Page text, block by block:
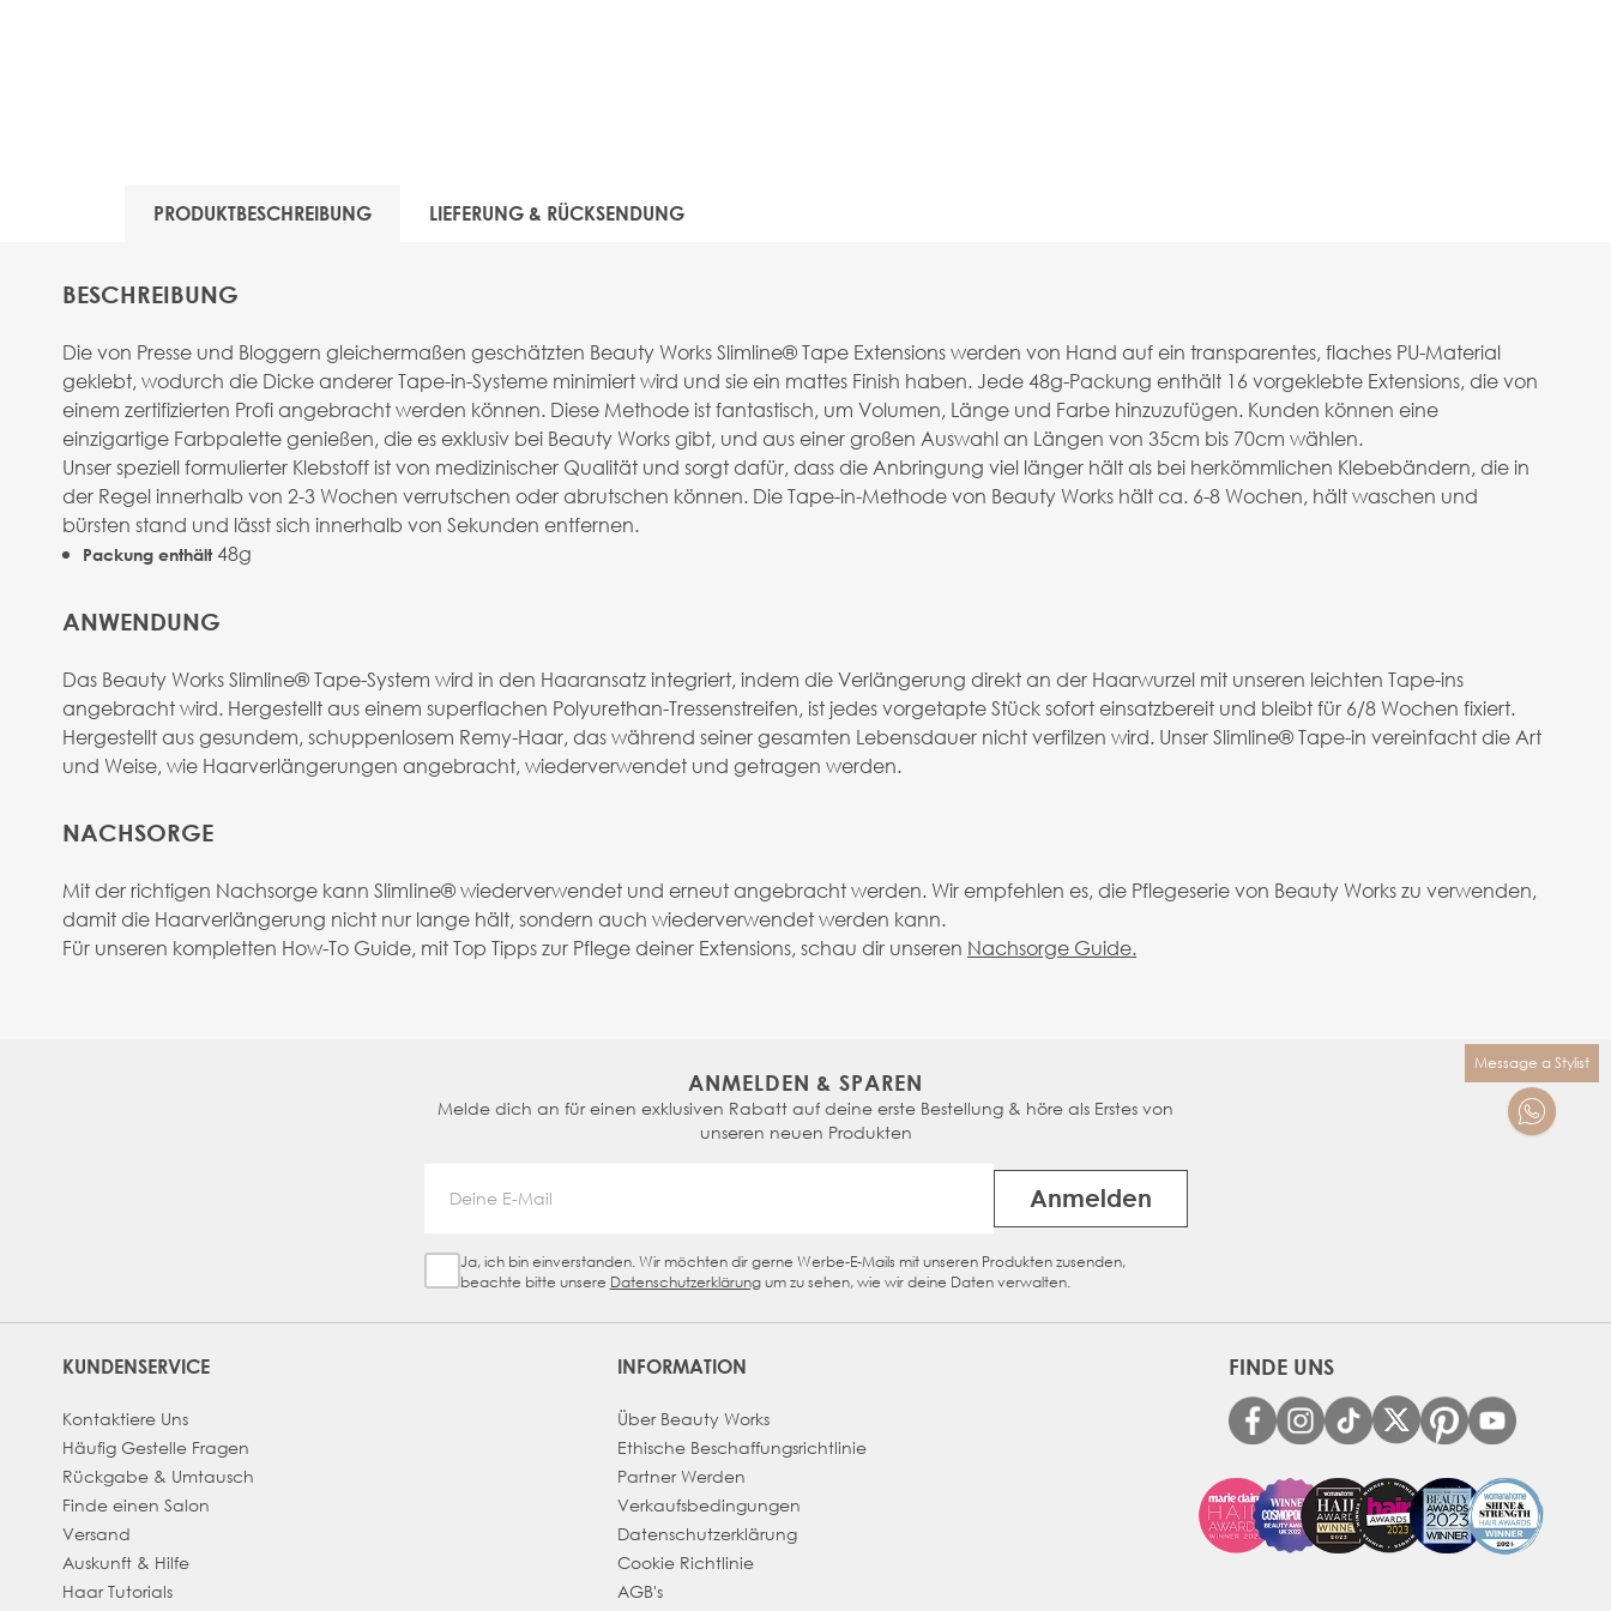
PRODUKTBESCHREIBUNG LIEFERUNG & RÜCKSENDUNG
BESCHREIBUNG
Die von Presse und Bloggern gleichermaßen geschätzten Beauty Works Slimline® Tape Extensions werden von Hand auf ein transparentes, flaches PU-Material
geklebt, wodurch die Dicke anderer Tape-in-Systeme minimiert wird und sie ein mattes Finish haben. Jede 48g-Packung enthält 16 vorgeklebte Extensions, die von
einem zertifizierten Profi angebracht werden können. Diese Methode ist fantastisch, um Volumen, Länge und Farbe hinzuzufügen. Kunden können eine
einzigartige Farbpalette genießen, die es exklusiv bei Beauty Works gibt, und aus einer großen Auswahl an Längen von 35cm bis 70cm wählen.
Unser speziell formulierter Klebstoff ist von medizinischer Qualität und sorgt dafür, dass die Anbringung viel länger hält als bei herkömmlichen Klebebändern, die in
der Regel innerhalb von 2-3 Wochen verrutschen oder abrutschen können. Die Tape-in-Methode von Beauty Works hält ca. 6-8 Wochen, hält waschen und
bürsten stand und lässt sich innerhalb von Sekunden entfernen.
Packung enthält48g
ANWENDUNG
Das Beauty Works Slimline® Tape-System wird in den Haaransatz integriert, indem die Verlängerung direkt an der Haarwurzel mit unseren leichten Tape-ins
angebracht wird. Hergestellt aus einem superflachen Polyurethan-Tressenstreifen, ist jedes vorgetapte Stück sofort einsatzbereit und bleibt für 6/8 Wochen fixiert.
Hergestellt aus gesundem, schuppenlosem Remy-Haar, das während seiner gesamten Lebensdauer nicht verfilzen wird. Unser Slimline® Tape-in vereinfacht die Art
und Weise, wie Haarverlängerungen angebracht, wiederverwendet und getragen werden.
NACHSORGE
Mit der richtigen Nachsorge kann SlimIine® wiederverwendet und erneut angebracht werden. Wir empfehlen es, die Pflegeserie von Beauty Works zu verwenden,
damit die Haarverlängerung nicht nur lange hält, sondern auch wiederverwendet werden kann.
Für unseren kompletten How-To Guide, mit Top Tipps zur Pflege deiner Extensions, schau dir unseren Nachsorge Guide.
Message a Stylist
ANMELDEN & SPAREN
Melde dich an für einen exklusiven Rabatt auf deine erste Bestellung & höre als Erstes von
unseren neuen Produkten
Anmelden
Sign Up Checkbox
Ja, ich bin einverstanden. Wir möchten dir gerne Werbe-E-Mails mit unseren Produkten zusenden,
beachte bitte unsere Datenschutzerklärungum zu sehen, wie wir deine Daten verwalten.
KUNDENSERVICE
Kontaktiere Uns
Häufig Gestelle Fragen
Rückgabe & Umtausch
Finde einen Salon
Versand
Auskunft & Hilfe
Haar Tutorials
INFORMATION
Über Beauty Works
Ethische Beschaffungsrichtlinie
Partner Werden
Verkaufsbedingungen
Datenschutzerklärung
Cookie Richtlinie
AGB's
FINDE UNS